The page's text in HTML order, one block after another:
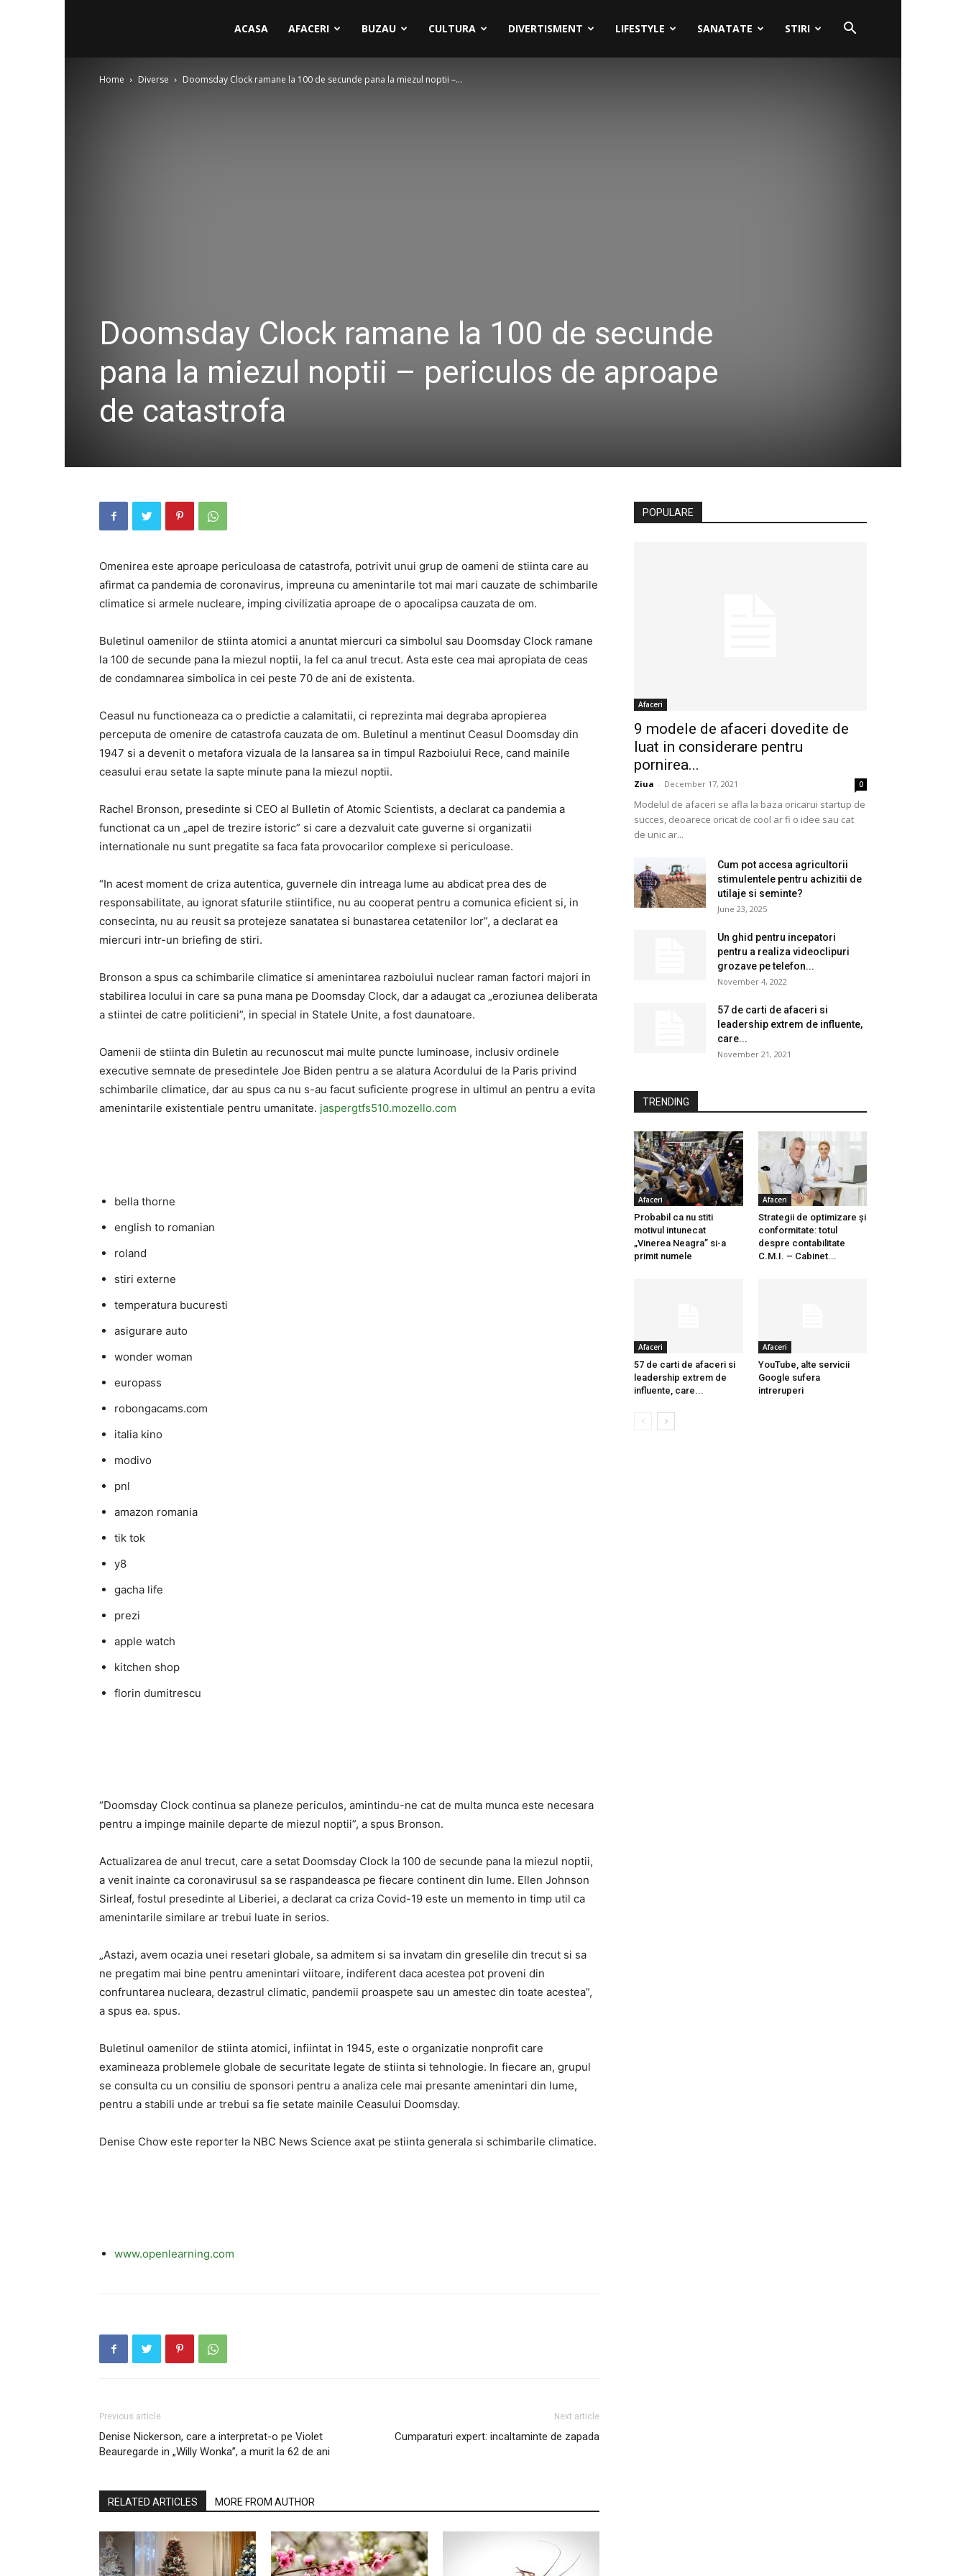
ACASA AFACERI BUZAU CULTURA DIVERTISMENT LIFESTYLE SANATATE STIRI
Home Diverse Doomsday Clock ramane la 100 de secunde pana la miezul noptii –...
Doomsday Clock ramane la 100 de secunde
pana la miezul noptii – periculos de aproape
de catastrofa
Omenirea este aproape periculoasa de catastrofa, potrivit unui grup de oameni de stiinta care au
afirmat ca pandemia de coronavirus, impreuna cu amenintarile tot mai mari cauzate de schimbarile
climatice si armele nucleare, imping civilizatia aproape de o apocalipsa cauzata de om.
Buletinul oamenilor de stiinta atomici a anuntat miercuri ca simbolul sau Doomsday Clock ramane
la 100 de secunde pana la miezul noptii, la fel ca anul trecut. Asta este cea mai apropiata de ceas
de condamnarea simbolica in cei peste 70 de ani de existenta.
Ceasul nu functioneaza ca o predictie a calamitatii, ci reprezinta mai degraba apropierea
perceputa de omenire de catastrofa cauzata de om. Buletinul a mentinut Ceasul Doomsday din
1947 si a devenit o metafora vizuala de la lansarea sa in timpul Razboiului Rece, cand mainile
ceasului erau setate la sapte minute pana la miezul noptii.
Rachel Bronson, presedinte si CEO al Bulletin of Atomic Scientists, a declarat ca pandemia a
functionat ca un „apel de trezire istoric” si care a dezvaluit cate guverne si organizatii
internationale nu sunt pregatite sa faca fata provocarilor complexe si periculoase.
“In acest moment de criza autentica, guvernele din intreaga lume au abdicat prea des de
responsabilitate, au ignorat sfaturile stiintifice, nu au cooperat pentru a comunica eficient si, in
consecinta, nu au reusit sa protejeze sanatatea si bunastarea cetatenilor lor”, a declarat ea
miercuri intr-un briefing de stiri.
Bronson a spus ca schimbarile climatice si amenintarea razboiului nuclear raman factori majori in
stabilirea locului in care sa puna mana pe Doomsday Clock, dar a adaugat ca „eroziunea deliberata
a stiintei de catre politicieni”, in special in Statele Unite, a fost daunatoare.
Oamenii de stiinta din Buletin au recunoscut mai multe puncte luminoase, inclusiv ordinele
executive semnate de presedintele Joe Biden pentru a se alatura Acordului de la Paris privind
schimbarile climatice, dar au spus ca nu s-au facut suficiente progrese in ultimul an pentru a evita
amenintarile existentiale pentru umanitate. jaspergtfs510.mozello.com
bella thorne
english to romanian
roland
stiri externe
temperatura bucuresti
asigurare auto
wonder woman
europass
robongacams.com
italia kino
modivo
pnl
amazon romania
tik tok
y8
gacha life
prezi
apple watch
kitchen shop
florin dumitrescu
“Doomsday Clock continua sa planeze periculos, amintindu-ne cat de multa munca este necesara
pentru a impinge mainile departe de miezul noptii”, a spus Bronson.
Actualizarea de anul trecut, care a setat Doomsday Clock la 100 de secunde pana la miezul noptii,
a venit inainte ca coronavirusul sa se raspandeasca pe fiecare continent din lume. Ellen Johnson
Sirleaf, fostul presedinte al Liberiei, a declarat ca criza Covid-19 este un memento in timp util ca
amenintarile similare ar trebui luate in serios.
„Astazi, avem ocazia unei resetari globale, sa admitem si sa invatam din greselile din trecut si sa
ne pregatim mai bine pentru amenintari viitoare, indiferent daca acestea pot proveni din
confruntarea nucleara, dezastrul climatic, pandemii proaspete sau un amestec din toate acestea”,
a spus ea. spus.
Buletinul oamenilor de stiinta atomici, infiintat in 1945, este o organizatie nonprofit care
examineaza problemele globale de securitate legate de stiinta si tehnologie. In fiecare an, grupul
se consulta cu un consiliu de sponsori pentru a analiza cele mai presante amenintari din lume,
pentru a stabili unde ar trebui sa fie setate mainile Ceasului Doomsday.
Denise Chow este reporter la NBC News Science axat pe stiinta generala si schimbarile climatice.
www.openlearning.com
Previous article
Denise Nickerson, care a interpretat-o ​​pe Violet
Beauregarde in „Willy Wonka”, a murit la 62 de ani
Next article
Cumparaturi expert: incaltaminte de zapada
RELATED ARTICLES MORE FROM AUTHOR
POPULARE
Afaceri
9 modele de afaceri dovedite de
luat in considerare pentru
pornirea...
Ziua - December 17, 2021 0
Modelul de afaceri se afla la baza oricarui startup de
succes, deoarece oricat de cool ar fi o idee sau cat
de unic ar...
Cum pot accesa agricultorii
stimulentele pentru achizitii de
utilaje si seminte?
June 23, 2025
Un ghid pentru incepatori
pentru a realiza videoclipuri
grozave pe telefon...
November 4, 2022
57 de carti de afaceri si
leadership extrem de influente,
care...
November 21, 2021
TRENDING
Afaceri
Probabil ca nu stiti
motivul intunecat
„Vinerea Neagra” si-a
primit numele
Afaceri
Strategii de optimizare și
conformitate: totul
despre contabilitate
C.M.I. – Cabinet...
Afaceri
57 de carti de afaceri si
leadership extrem de
influente, care...
Afaceri
YouTube, alte servicii
Google sufera
intreruperi